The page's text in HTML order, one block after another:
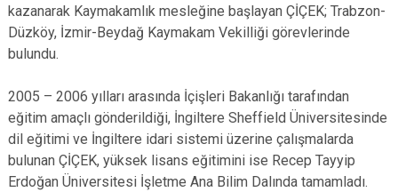
kazanarak Kaymakamlık mesleğine başlayan ÇİÇEK; Trabzon-
Düzköy, İzmir-Beydağ Kaymakam Vekilliği görevlerinde
bulundu.
2005 – 2006 yılları arasında İçişleri Bakanlığı tarafından
eğitim amaçlı gönderildiği, İngiltere Sheffield Üniversitesinde
dil eğitimi ve İngiltere idari sistemi üzerine çalışmalarda
bulunan ÇİÇEK, yüksek lisans eğitimini ise Recep Tayyip
Erdoğan Üniversitesi İşletme Ana Bilim Dalında tamamladı.